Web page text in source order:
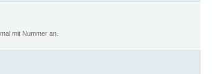
mit Nummer an.